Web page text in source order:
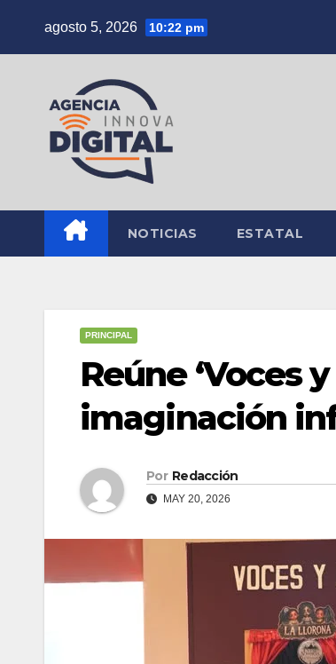
agosto 5, 2026 10:22 pm
NOTICIAS ESTATAL
PRINCIPAL
Reúne ‘Voces
imaginación
Por Redacción
MAY 20, 2026